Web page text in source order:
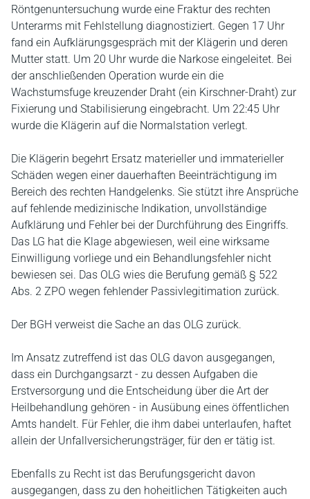
Röntgenuntersuchung wurde eine Fraktur des rechten
Unterarms mit Fehlstellung diagnostiziert. Gegen 17 Uhr
fand ein Aufklärungsgespräch mit der Klägerin und deren
Mutter statt. Um 20 Uhr wurde die Narkose eingeleitet. Bei
der anschließenden Operation wurde ein die
Wachstumsfuge kreuzender Draht (ein Kirschner-Draht) zur
Fixierung und Stabilisierung eingebracht. Um 22:45 Uhr
wurde die Klägerin auf die Normalstation verlegt.
Die Klägerin begehrt Ersatz materieller und immaterieller
Schäden wegen einer dauerhaften Beeinträchtigung im
Bereich des rechten Handgelenks. Sie stützt ihre Ansprüche
auf fehlende medizinische Indikation, unvollständige
Aufklärung und Fehler bei der Durchführung des Eingriffs.
Das LG hat die Klage abgewiesen, weil eine wirksame
Einwilligung vorliege und ein Behandlungsfehler nicht
bewiesen sei. Das OLG wies die Berufung gemäß § 522
Abs. 2 ZPO wegen fehlender Passivlegitimation zurück.
Der BGH verweist die Sache an das OLG zurück.
Im Ansatz zutreffend ist das OLG davon ausgegangen,
dass ein Durchgangsarzt - zu dessen Aufgaben die
Erstversorgung und die Entscheidung über die Art der
Heilbehandlung gehören - in Ausübung eines öffentlichen
Amts handelt. Für Fehler, die ihm dabei unterlaufen, haftet
allein der Unfallversicherungsträger, für den er tätig ist.
Ebenfalls zu Recht ist das Berufungsgericht davon
ausgegangen, dass zu den hoheitlichen Tätigkeiten auch